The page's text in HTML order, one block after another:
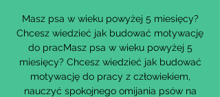
Masz psa w wieku powyżej 5 miesięcy?
Chcesz wiedzieć jak budować motywację
do pracMasz psa w wieku powyżej 5
miesięcy? Chcesz wiedzieć jak budować
motywację do pracy z człowiekiem,
nauczyć spokojnego omijania psów na